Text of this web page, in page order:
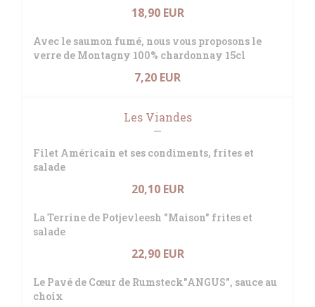
18,90 EUR
Avec le saumon fumé, nous vous proposons le
verre de Montagny 100% chardonnay 15cl
7,20 EUR
Les Viandes
Filet Américain et ses condiments, frites et
salade
20,10 EUR
La Terrine de Potjevleesh "Maison" frites et
salade
22,90 EUR
Le Pavé de Cœur de Rumsteck"ANGUS", sauce au
choix